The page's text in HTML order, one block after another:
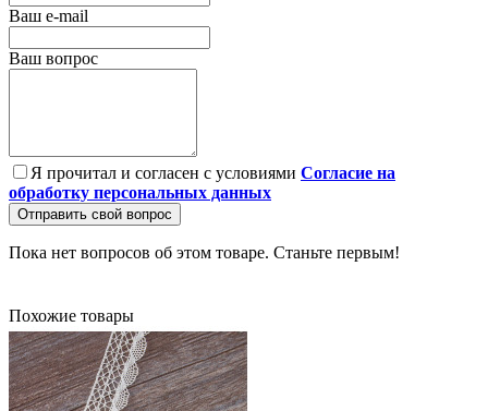
Ваш e-mail
Ваш вопрос
Я прочитал и согласен с условиями Согласие на
обработку персональных данных
Отправить свой вопрос
Пока нет вопросов об этом товаре. Станьте первым!
Похожие товары